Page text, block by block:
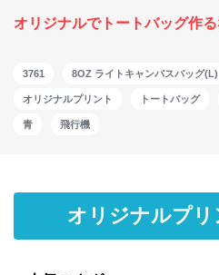
オリジナルでトートバッグ作
3761 8OZ ライトキャンバスバッグ(L)
オリジナルプリント トートバッグ
青 飛行機
オリジナルプ